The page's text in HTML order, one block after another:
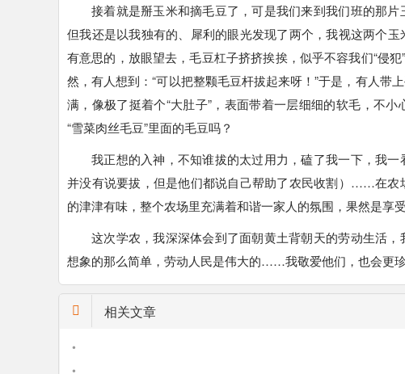
接着就是掰玉米和摘毛豆了，可是我们来到我们班的那
但我还是以我独有的、犀利的眼光发现了两个，我视这两个
有意思的，放眼望去，毛豆杠子挤挤挨挨，似乎不容我们“侵
然，有人想到：“可以把整颗毛豆杆拔起来呀！”于是，有人
满，像极了挺着个“大肚子”，表面带着一层细细的软毛，不
“雪菜肉丝毛豆”里面的毛豆吗？
我正想的入神，不知谁拔的太过用力，磕了我一下，我
并没有说要拔，但是他们都说自己帮助了农民收割）……在农
的津津有味，整个农场里充满着和谐一家人的氛围，果然是享
这次学农，我深深体会到了面朝黄土背朝天的劳动生活
想象的那么简单，劳动人民是伟大的……我敬爱他们，也会更珍
相关文章
•
•